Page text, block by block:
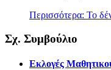
Περισσότερα: Το
Σχ. Συμβούλιο
Εκλογές